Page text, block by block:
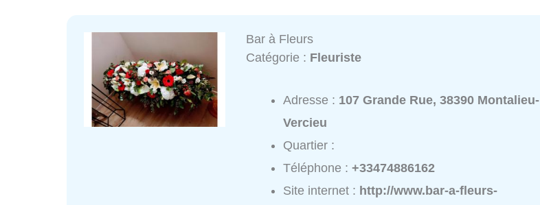
Bar à Fleurs
Catégorie : Fleuriste
Adresse : 107 Grande Rue, 38390 Montalieu-
Vercieu
Quartier :
Téléphone :+33474886162
Site internet : http://www.bar-a-fleurs-